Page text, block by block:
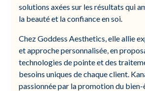
solutions axées sur les résultats qui
la beauté et la confiance en soi.
Chez Goddess Aesthetics, elle allie
et approche personnalisée, en
technologies de pointe et des
besoins uniques de chaque client.
passionnée par la promotion du